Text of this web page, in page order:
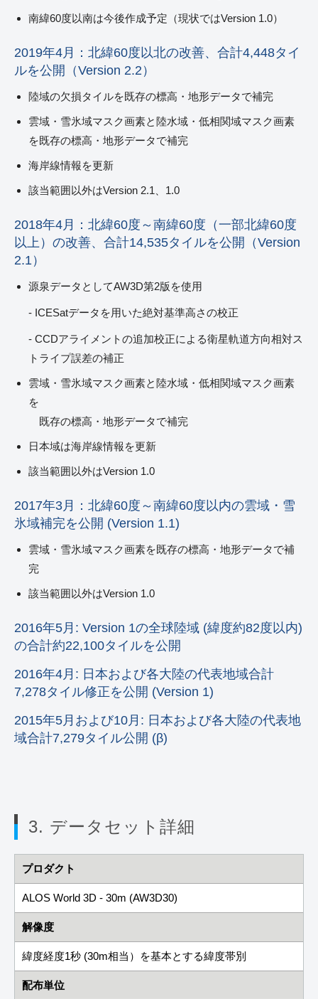
南緯60度以南は今後作成予定（現状ではVersion 1.0）
2019年4月：北緯60度以北の改善、合計4,448タイ
ルを公開（Version 2.2）
陸域の欠損タイルを既存の標高・地形データで補完
雲域・雪氷域マスク画素と陸水域・低相関域マスク画素
を既存の標高・地形データで補完
海岸線情報を更新
該当範囲以外はVersion 2.1、1.0
2018年4月：北緯60度～南緯60度（一部北緯60度
以上）の改善、合計14,535タイルを公開（Version
2.1）
源泉データとしてAW3D第2版を使用
- ICESatデータを用いた絶対基準高さの校正
- CCDアライメントの追加校正による衛星軌道方向相対ス
トライプ誤差の補正
雲域・雪氷域マスク画素と陸水域・低相関域マスク画素
を
既存の標高・地形データで補完
日本域は海岸線情報を更新
該当範囲以外はVersion 1.0
2017年3月：北緯60度～南緯60度以内の雲域・雪
氷域補完を公開 (Version 1.1)
雲域・雪氷域マスク画素を既存の標高・地形データで補
完
該当範囲以外はVersion 1.0
2016年5月: Version 1の全球陸域 (緯度約82度以内)
の合計約22,100タイルを公開
2016年4月: 日本および各大陸の代表地域合計
7,278タイル修正を公開 (Version 1)
2015年5月および10月: 日本および各大陸の代表地
域合計7,279タイル公開 (β)
3. データセット詳細
プロダクト
ALOS World 3D - 30m (AW3D30)
解像度
緯度経度1秒 (30m相当）を基本とする緯度帯別
配布単位